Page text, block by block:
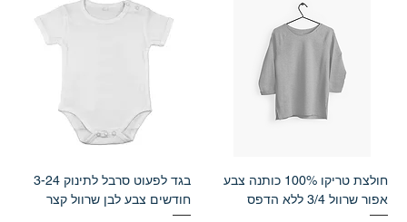
חולצת טריקו 100% כותנה צבע
אפור שרוול 3/4 ללא הדפס
בגד לפעוט סרבל לתינוק 3-24
חודשים צבע לבן שרוול קצר